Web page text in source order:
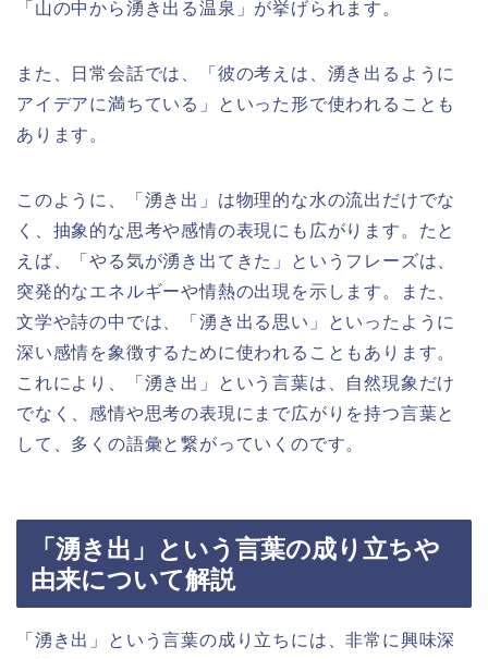
「山の中から湧き出る温泉」が挙げられます。
また、日常会話では、「彼の考えは、湧き出るように
アイデアに満ちている」といった形で使われることも
あります。
このように、「湧き出」は物理的な水の流出だけでな
く、抽象的な思考や感情の表現にも広がります。たと
えば、「やる気が湧き出てきた」というフレーズは、
突発的なエネルギーや情熱の出現を示します。また、
文学や詩の中では、「湧き出る思い」といったように
深い感情を象徴するために使われることもあります。
これにより、「湧き出」という言葉は、自然現象だけ
でなく、感情や思考の表現にまで広がりを持つ言葉と
して、多くの語彙と繋がっていくのです。
「湧き出」という言葉の成り立ちや
由来について解説
「湧き出」という言葉の成り立ちには、非常に興味深